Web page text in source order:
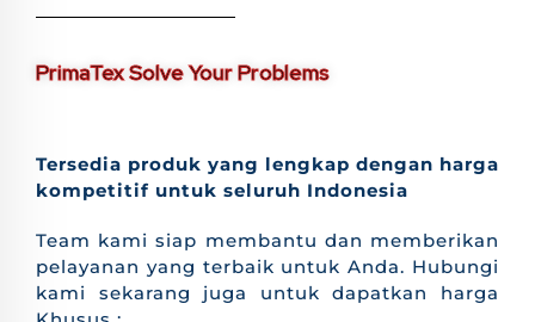
PrimaTex Solve Your Problems
Tersedia produk yang lengkap dengan harga
kompetitif untuk seluruh Indonesia
Team kami siap membantu dan memberikan
pelayanan yang terbaik untuk Anda. Hubungi
kami sekarang juga untuk dapatkan harga